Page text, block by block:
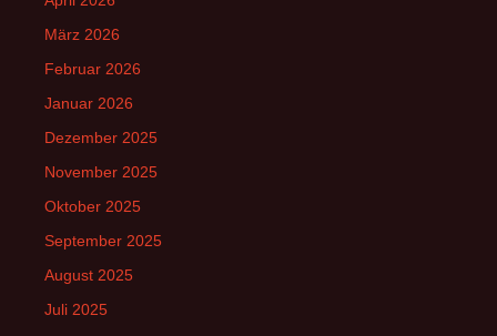
März 2026
Februar 2026
Januar 2026
Dezember 2025
November 2025
Oktober 2025
September 2025
August 2025
Juli 2025